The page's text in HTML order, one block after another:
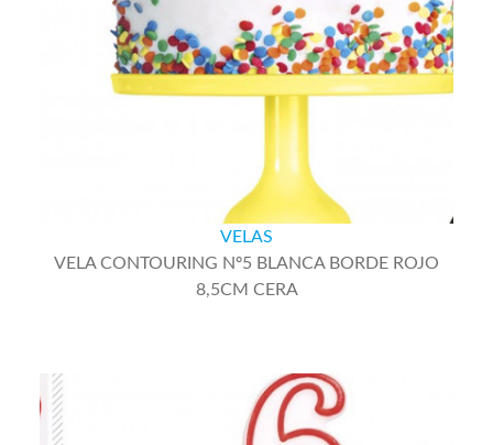
VELAS
VELA CONTOURING Nº5 BLANCA BORDE ROJO
8,5CM CERA